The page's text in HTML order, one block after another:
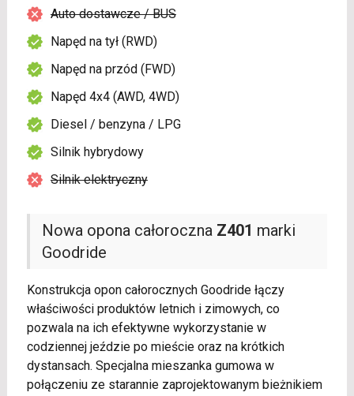
Nowa opona całoroczna Z401 marki
Goodride
Konstrukcja opon całorocznych Goodride łączy
właściwości produktów letnich i zimowych, co
pozwala na ich efektywne wykorzystanie w
codziennej jeździe po mieście oraz na krótkich
dystansach. Specjalna mieszanka gumowa w
połączeniu ze starannie zaprojektowanym bieżnikiem
Auto dostawcze / BUS
Napęd na tył (RWD)
Napęd na przód (FWD)
Napęd 4x4 (AWD, 4WD)
Diesel / benzyna / LPG
Silnik hybrydowy
Silnik elektryczny